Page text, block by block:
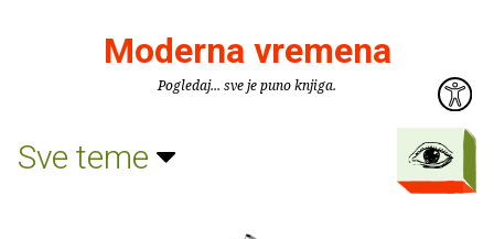
Moderna vremena
Pogledaj... sve je puno knjiga.
Sve teme